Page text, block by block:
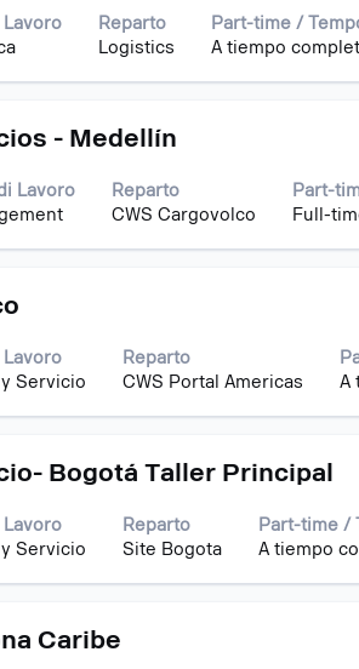
"colombia".
Visualizzazione
1
15
19
offerte
il
navigare
nell'elenco
visualizzare
dettagli
completi
Reparto
Logistics
Part-time /
A tiempo
- Medellín
Lavoro
Reparto
CWS Cargovolco
Part-
Full-
Servicio
Reparto
CWS Portal Americas
A
Bogotá Taller Principal
Servicio
Reparto
Site Bogota
Part-time /
A tiempo
Caribe